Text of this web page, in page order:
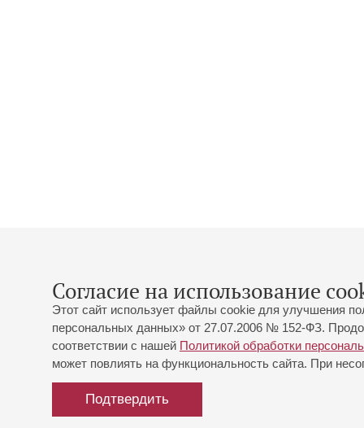
Согласие на использование
Этот сайт использует файлы cookie для улучшения
персональных данных» от 27.07.2006 № 152-ФЗ.
соответствии с нашей Политикой обработки
может повлиять на функциональность сайта. При
Подтвердить